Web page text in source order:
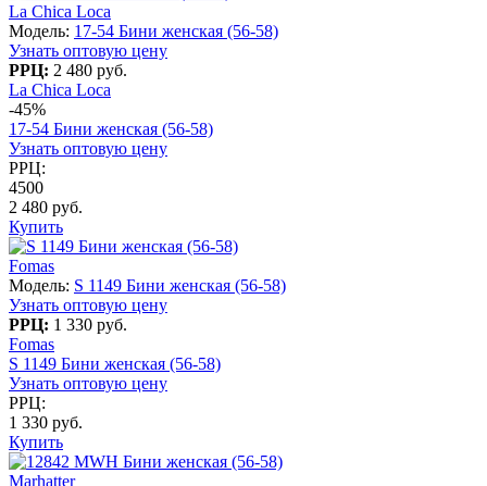
La Chica Loca
Модель: 17-54 Бини женская (56-58)
Узнать оптовую цену
РРЦ: 2 480 руб.
La Chica Loca
-45%
17-54 Бини женская (56-58)
Узнать оптовую цену
РРЦ:
4500
2 480 руб.
Купить
Fomas
Модель: S 1149 Бини женская (56-58)
Узнать оптовую цену
РРЦ: 1 330 руб.
Fomas
S 1149 Бини женская (56-58)
Узнать оптовую цену
РРЦ:
1 330 руб.
Купить
Marhatter